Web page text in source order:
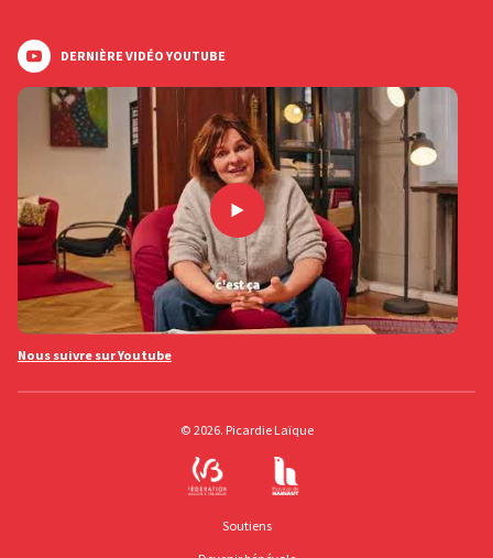
DERNIÈRE VIDÉO YOUTUBE
Nous suivre sur Youtube
© 2026. Picardie Laïque
Soutiens